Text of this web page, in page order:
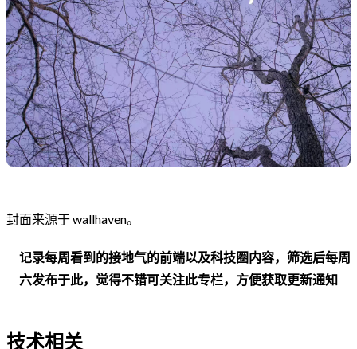
封面来源于 wallhaven。
记录每周看到的接地气的前端以及科技圈内容，筛选后每周
六发布于此，觉得不错可关注此专栏，方便获取更新通知
技术相关